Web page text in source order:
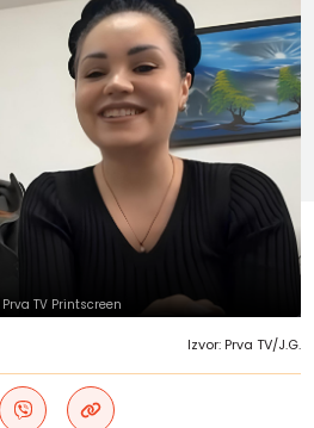
Prva TV Printscreen
Izvor: Prva TV/J.G.